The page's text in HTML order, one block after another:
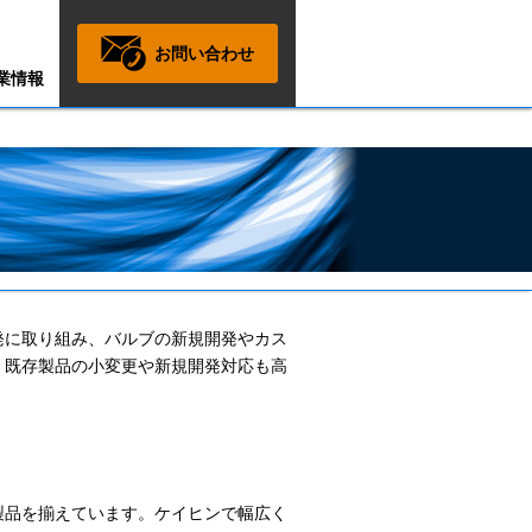
情報
お問い合わせ
取り組み、バルブの新規開発やカス
存製品の小変更や新規開発対応も高
を揃えています。ケイヒンで幅広く